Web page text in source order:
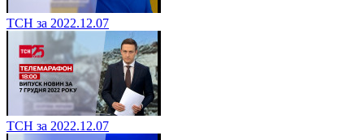
ТСН за 2022.12.07
ТСН за 2022.12.07